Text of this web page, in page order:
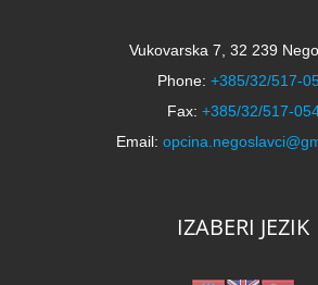
Vukovarska 7, 32 239
Phone: +385/32/517-
Fax: +385/32/517-
Email:
IZABERI JEZIK